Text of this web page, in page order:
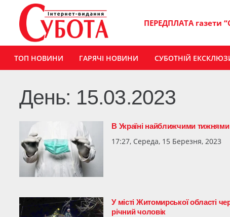
ПЕРЕДПЛАТА газети
ТОП НОВИНИ ГАРЯЧІ НОВИНИ СУБОТНІЙ
День: 15.03.2023
В Україні найближчими тижнями
17:27, Середа, 15 Березня, 2023
У місті Житомирської області
річний чоловік